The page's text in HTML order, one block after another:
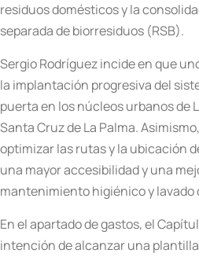
residuos domésticos y la
separada de biorresiduos (RSB).
Sergio Rodríguez incide en que
la implantación progresiva del
puerta en los núcleos urbanos de
Santa Cruz de La Palma.
optimizar las rutas y la ubicación
una mayor accesibilidad y una
mantenimiento higiénico y lavado
En el apartado de gastos, el
intención de alcanzar una